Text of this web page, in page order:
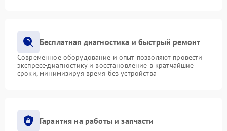
Бесплатная диагностика и быстрый ремонт
Современное оборудование и опыт позволяют провести
экспресс-диагностику и восстановление в кратчайшие
сроки, минимизируя время без устройства
Гарантия на работы и запчасти